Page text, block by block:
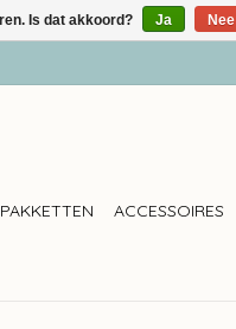
PAKKETTEN ACCESSOIRES
Is dat akkoord? Ja Nee